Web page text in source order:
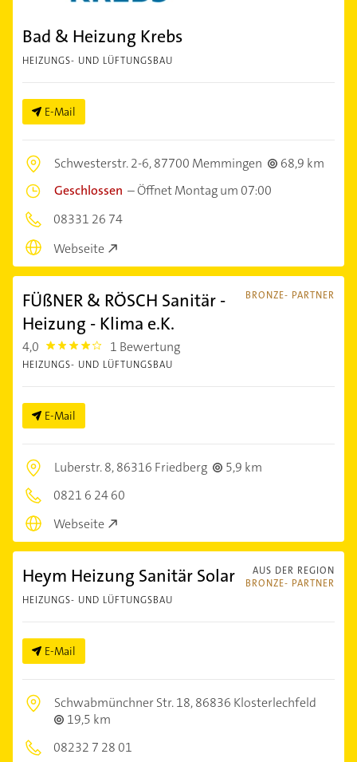
Bad & Heizung Krebs
HEIZUNGS- UND LÜFTUNGSBAU
E-Mail
Schwesterstr. 2-6,87700 Memmingen
68,9 km
Geschlossen –Öffnet Montag um 07:00
08331 26 74
Webseite
BRONZE- PARTNER
FÜßNER & RÖSCH Sanitär -
Heizung - Klima e.K.
4,0 4.0 1 Bewertung
HEIZUNGS- UND LÜFTUNGSBAU
E-Mail
Luberstr. 8,86316 Friedberg
5,9 km
0821 6 24 60
Webseite
AUS DER REGION
BRONZE- PARTNER
Heym Heizung Sanitär Solar
HEIZUNGS- UND LÜFTUNGSBAU
E-Mail
Schwabmünchner Str. 18,86836 Klosterlechfeld
19,5 km
08232 7 28 01